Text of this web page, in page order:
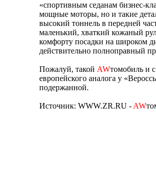
«спортивным седанам бизнес-
мощные моторы, но и такие
высокий тоннель в передней
маленький, хваткий кожаный
комфорту посадки на широком
действительно полноправный
Пожалуй, такой AWтомобиль и
европейского аналога у
подержанной.
Источник: WWW.ZR.RU - AW